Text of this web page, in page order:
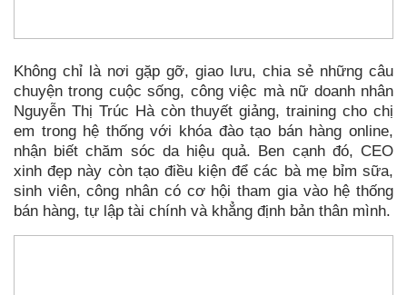
Không chỉ là nơi gặp gỡ, giao lưu, chia sẻ những câu
chuyện trong cuộc sống, công việc mà nữ doanh nhân
Nguyễn Thị Trúc Hà còn thuyết giảng, training cho chị
em trong hệ thống với khóa đào tạo bán hàng online,
nhận biết chăm sóc da hiệu quả. Ben cạnh đó, CEO
xinh đẹp này còn tạo điều kiện để các bà mẹ bỉm sữa,
sinh viên, công nhân có cơ hội tham gia vào hệ thống
bán hàng, tự lập tài chính và khẳng định bản thân mình.